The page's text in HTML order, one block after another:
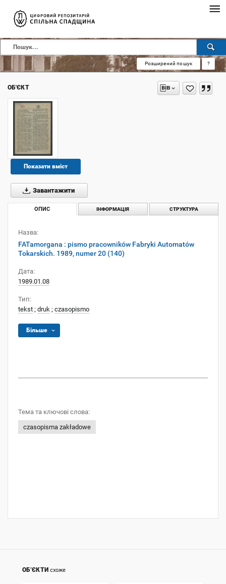
Розширений пошук ?
ОБ'ЄКТ
Показати вміст
Завантажити
ОПИС ІНФОРМАЦІЯ СТРУКТУРА
Назва:
FATamorgana : pismo pracowników Fabryki Automatów
Tokarskich. 1989, numer 20 (140)
Дата:
1989.01.08
Тип:
tekst ; druk ; czasopismo
Більше
Тема та ключові слова:
czasopisma zakładowe
ОБ’ЄКТИ схоже